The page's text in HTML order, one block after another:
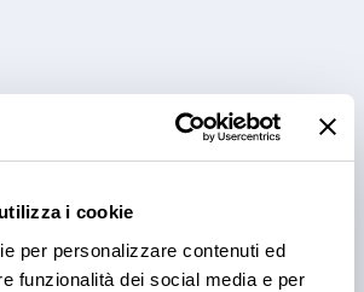
i cookie
per personalizzare contenuti ed
funzionalità dei social media e per